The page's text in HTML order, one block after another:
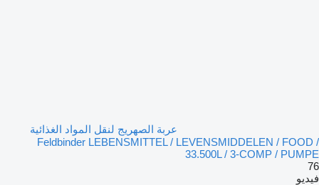
عربة الصهريج لنقل المواد الغذائية
Feldbinder LEBENSMITTEL / LEVENSMIDDELEN / FOOD /
33.500L / 3-COMP / PUMPE
76
فيديو